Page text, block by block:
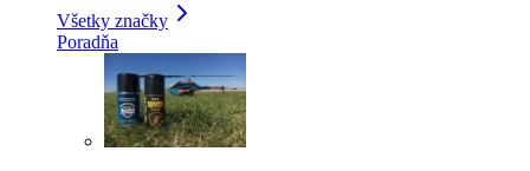
Všetky značky
Poradňa